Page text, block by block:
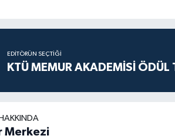
EDITÖRÜN SEÇTIĞI
KTÜ MEMUR AKADEMİSİ ÖDÜL
Merkezi